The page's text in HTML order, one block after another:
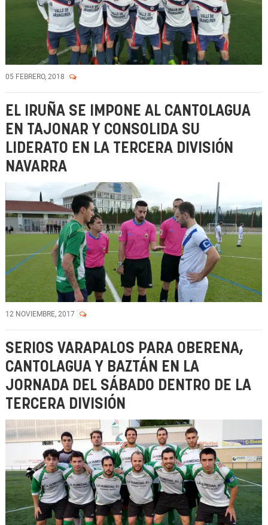
05 FEBRERO, 2018
EL IRUÑA SE IMPONE AL CANTOLAGUA
EN TAJONAR Y CONSOLIDA SU
LIDERATO EN LA TERCERA DIVISIÓN
NAVARRA
12 NOVIEMBRE, 2017
SERIOS VARAPALOS PARA OBERENA,
CANTOLAGUA Y BAZTÁN EN LA
JORNADA DEL SÁBADO DENTRO DE LA
TERCERA DIVISIÓN